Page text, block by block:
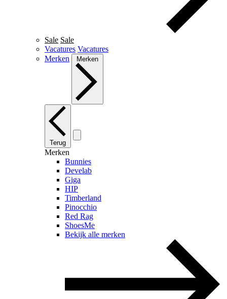
Sale Sale
Vacatures Vacatures
Merken
Merken
Terug
Merken
Bunnies
Develab
Giga
HIP
Timberland
Pinocchio
Red Rag
ShoesMe
Bekijk alle merken